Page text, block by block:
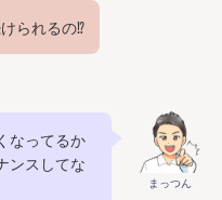
られるの⁉️
まっつん
なってるか
ンスしてな